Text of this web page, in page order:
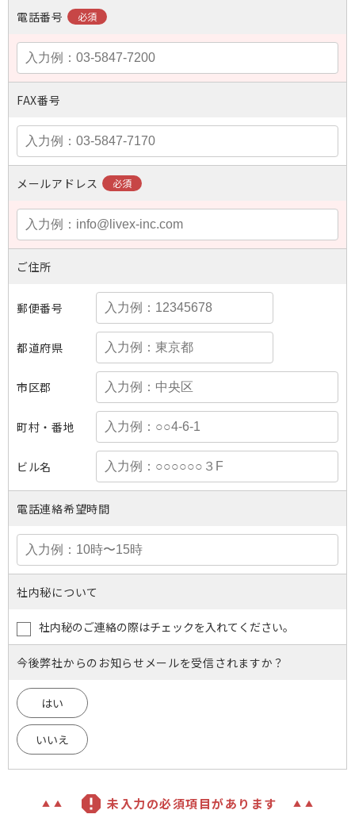
電話番号
FAX番号
メールアドレス
ご住所
郵便番号
都道府県
市区郡
町村・番地
ビル名
電話連絡希望時間
社内秘について
社内秘のご連絡の際はチェックを入れてください。
今後弊社からのお知らせメールを受信されますか？
はい
いいえ
未入力の必須項目があります